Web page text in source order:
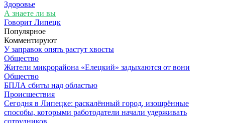
Здоровье
А знаете ли вы
Говорит Липецк
Популярное
Комментируют
У заправок опять растут хвосты
Общество
Жители микрорайона «Елецкий» задыхаются от вони
Общество
БПЛА сбиты над областью
Происшествия
Сегодня в Липецке: раскалённый город, изощрённые
способы, которыми работодатели начали удерживать
сотрудников